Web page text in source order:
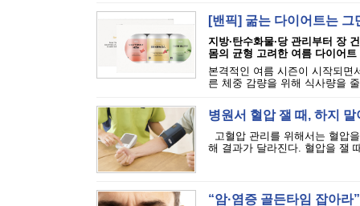
[밴픽] 굶는 다이어트는 그
지방·탄수화물·당 관리부터 장
몸의 균형 고려한 여름 다이어트
본격적인 여름 시즌이 시작되면
른 체중 감량을 위해 식사량을
병원서 혈압 잴 때, 하지 말
고혈압 관리를 위해서는 혈압
해 결과가 달라진다. 혈압을 잴
“암·염증 골든타임 잡아라